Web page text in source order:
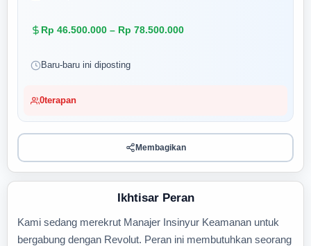
Rp 46.500.000 – Rp 78.500.000
Baru-baru ini diposting
0terapan
Membagikan
Ikhtisar Peran
Kami sedang merekrut Manajer Insinyur Keamanan untuk
bergabung dengan Revolut. Peran ini membutuhkan seorang